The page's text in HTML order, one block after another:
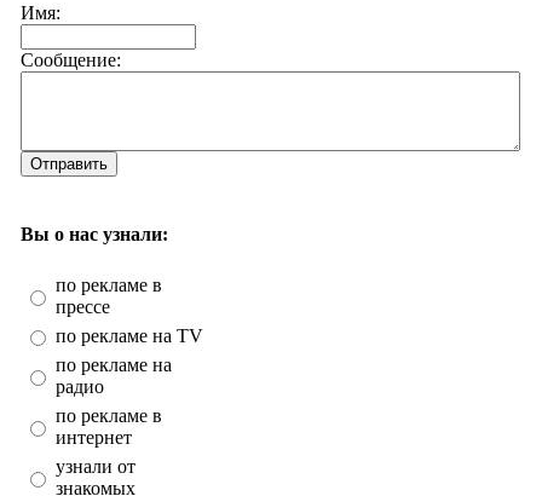
Имя:
Сообщение:
Отправить
Вы о нас узнали:
по рекламе в
прессе
по рекламе на TV
по рекламе на
радио
по рекламе в
интернет
узнали от
знакомых